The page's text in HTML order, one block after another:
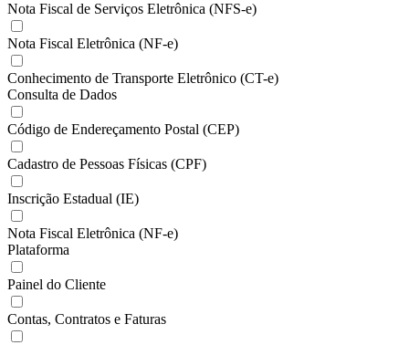
Nota Fiscal de Serviços Eletrônica (NFS-e)
Nota Fiscal Eletrônica (NF-e)
Conhecimento de Transporte Eletrônico (CT-e)
Consulta de Dados
Código de Endereçamento Postal (CEP)
Cadastro de Pessoas Físicas (CPF)
Inscrição Estadual (IE)
Nota Fiscal Eletrônica (NF-e)
Plataforma
Painel do Cliente
Contas, Contratos e Faturas